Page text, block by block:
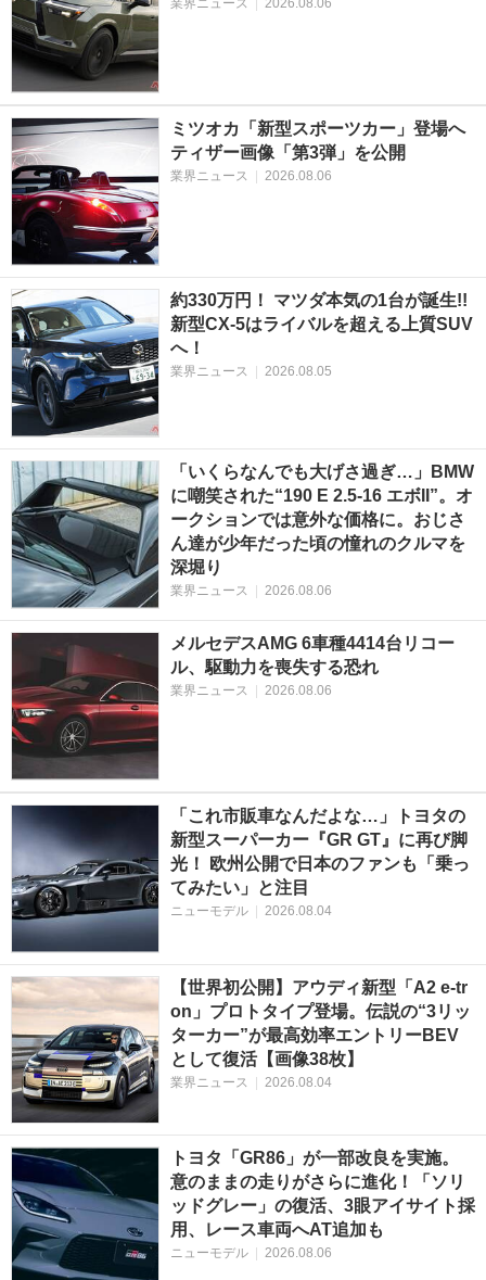
業界ニュース 2026.08.06
ミツオカ「新型スポーツカー」登場へ
ティザー画像「第3弾」を公開
業界ニュース | 2026.08.06
約330万円！ マツダ本気の1台が誕生!!
新型CX-5はライバルを超える上質SUV
へ！
業界ニュース | 2026.08.05
「いくらなんでも大げさ過ぎ…」BMW
に嘲笑された“190 E 2.5-16 エボII”。オ
ークションでは意外な価格に。おじさ
ん達が少年だった頃の憧れのクルマを
深堀り
業界ニュース | 2026.08.06
メルセデスAMG 6車種4414台リコー
ル、駆動力を喪失する恐れ
業界ニュース | 2026.08.06
「これ市販車なんだよな…」トヨタの
新型スーパーカー『GR GT』に再び脚
光！ 欧州公開で日本のファンも「乗っ
てみたい」と注目
ニューモデル | 2026.08.04
【世界初公開】アウディ新型「A2 e-tr
on」プロトタイプ登場。伝説の“3リッ
ターカー”が最高効率エントリーBEV
として復活【画像38枚】
業界ニュース | 2026.08.04
トヨタ「GR86」が一部改良を実施。
意のままの走りがさらに進化！「ソリ
ッドグレー」の復活、3眼アイサイト採
用、レース車両へAT追加も
ニューモデル 2026.08.06